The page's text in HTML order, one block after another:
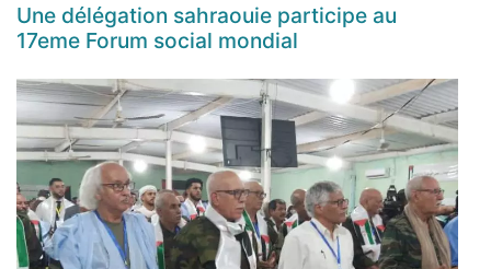
Une délégation sahraouie participe au
17eme Forum social mondial